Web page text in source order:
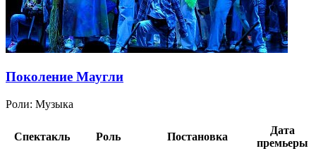
Поколение Маугли
Роли: Музыка
Спектакль Роль Постановка
Дата
премьеры